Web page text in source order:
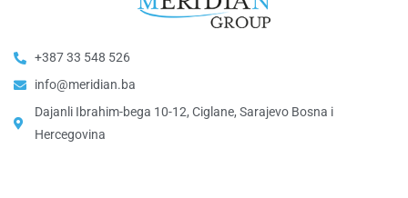
+387 33 548 526
info@meridian.ba
Dajanli Ibrahim-bega 10-12, Ciglane, Sarajevo Bosna i
Hercegovina​